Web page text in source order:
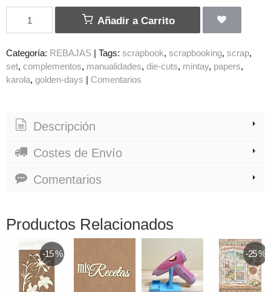
Añadir a Carrito
Categoría: REBAJAS | Tags: scrapbook scrapbooking scrap
set complementos manualidades die-cuts mintay papers
karola golden-days | Comentarios
Descripción
Costes de Envío
Comentarios
Productos Relacionados
-15 % -25 %